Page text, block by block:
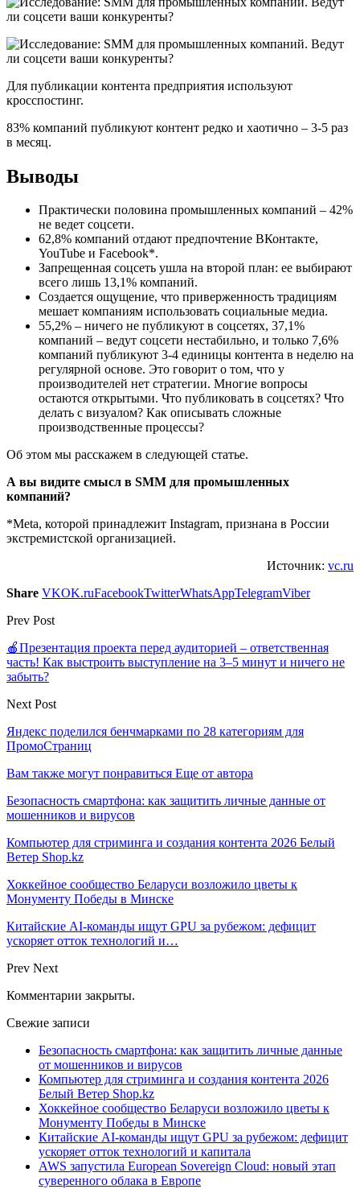
Для публикации контента предприятия используют
кросспостинг.
83% компаний публикуют контент редко и хаотично – 3-5 раз
в месяц.
Выводы
Практически половина промышленных компаний – 42%
не ведет соцсети.
62,8% компаний отдают предпочтение ВКонтакте,
YouTube и Facebook*.
Запрещенная соцсеть ушла на второй план: ее выбирают
всего лишь 13,1% компаний.
Создается ощущение, что приверженность традициям
мешает компаниям использовать социальные медиа.
55,2% – ничего не публикуют в соцсетях, 37,1%
компаний – ведут соцсети нестабильно, и только 7,6%
компаний публикуют 3-4 единицы контента в неделю на
регулярной основе. Это говорит о том, что у
производителей нет стратегии. Многие вопросы
остаются открытыми. Что публиковать в соцсетях? Что
делать с визуалом? Как описывать сложные
производственные процессы?
Об этом мы расскажем в следующей статье.
А вы видите смысл в SMM для промышленных
компаний?
*Meta, которой принадлежит Instagram, признана в России
экстремистской организацией.
Источник: vc.ru
Share VKOK.ruFacebookTwitterWhatsAppTelegramViber
Prev Post
🍎Презентация проекта перед аудиторией – ответственная
часть! Как выстроить выступление на 3–5 минут и ничего не
забыть?
Next Post
Яндекс поделился бенчмарками по 28 категориям для
ПромоСтраниц
Вам также могут понравиться Еще от автора
Безопасность смартфона: как защитить личные данные от
мошенников и вирусов
Компьютер для стриминга и создания контента 2026 Белый
Ветер Shop.kz
Хоккейное сообщество Беларуси возложило цветы к
Монументу Победы в Минске
Китайские AI-команды ищут GPU за рубежом: дефицит
ускоряет отток технологий и…
Prev Next
Комментарии закрыты.
Свежие записи
Безопасность смартфона: как защитить личные данные
от мошенников и вирусов
Компьютер для стриминга и создания контента 2026
Белый Ветер Shop.kz
Хоккейное сообщество Беларуси возложило цветы к
Монументу Победы в Минске
Китайские AI-команды ищут GPU за рубежом: дефицит
ускоряет отток технологий и капитала
AWS запустила European Sovereign Cloud: новый этап
суверенного облака в Европе